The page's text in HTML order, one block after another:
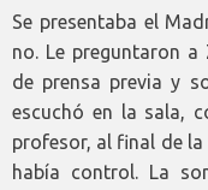
Se presentaba el
no. Le preguntaron
de prensa previa y
escuchó en la sala,
profesor, al final de
había control. La